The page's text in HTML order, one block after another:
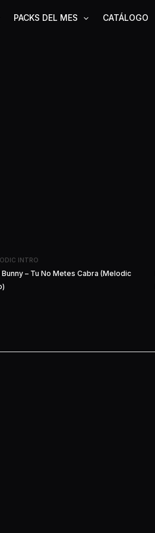
PACKS DEL MES CATÁLOGO
INTRO
Bunny – Tu No Metes Cabra (Melodic